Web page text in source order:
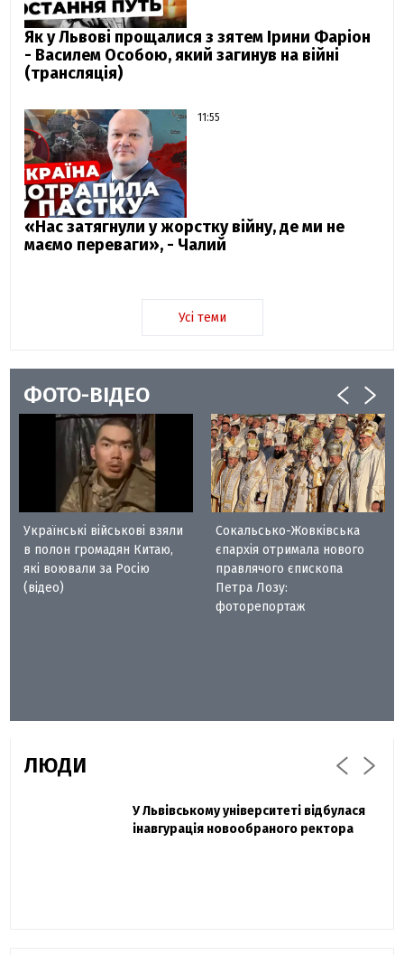
Як у Львові прощалися з зятем Ірини Фаріон
- Василем Особою, який загинув на війні
(трансляція)
11:55
«Нас затягнули у жорстку війну, де ми не
маємо переваги», - Чалий
Усі теми
ФОТО-ВІДЕО
Українські військові взяли
в полон громадян Китаю,
які воювали за Росію
(відео)
Сокальсько-Жовківська
єпархія отримала нового
правлячого єпископа
Петра Лозу:
фоторепортаж
ЛЮДИ
Павло Дак
Захисник "Азовсталі" Діанов вдруге
одружився та показав фото з весілля
У Львівському університеті відбулася
інавгурація новообраного ректора